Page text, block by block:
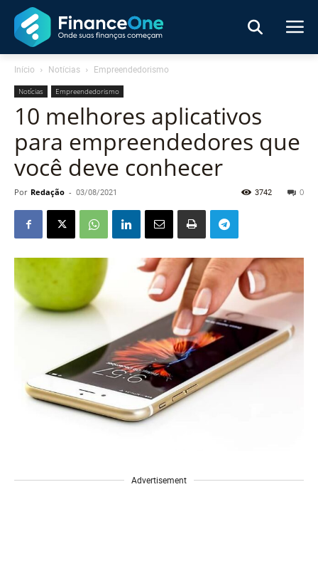
Início Notícias Empreendedorismo
Notícias Empreendedorismo
10 melhores aplicativos
para empreendedores que
você deve conhecer
Por Redação - 03/08/2021 0
3742
Advertisement